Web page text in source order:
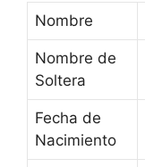
Nombre
Nombre de
Soltera
Fecha de
Nacimiento